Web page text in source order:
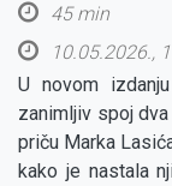
45 min
10.05.2026.,
U novom
zanimljiv spoj
priču Marka
kako je nastala